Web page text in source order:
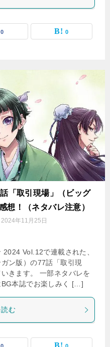
0 0
「取引現場」（ビッグ
想！（ネタバレ注意）
2024年11月25日
Vol.12で連載された、
ン版）の77話「取引現
きます。 一部ネタバレを
BG本誌でお楽しみく […]
む